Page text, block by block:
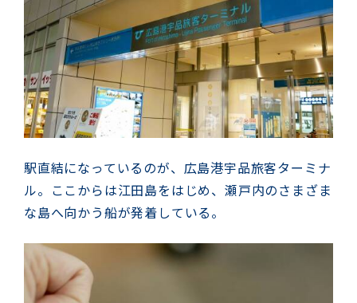
駅直結になっているのが、広島港宇品旅客ターミナ
ル。ここからは江田島をはじめ、瀬戸内のさまざま
な島へ向かう船が発着している。